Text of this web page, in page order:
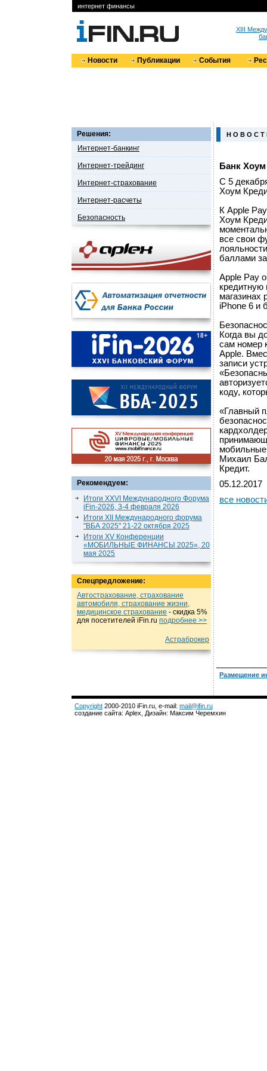
интернет финансы
XIII
Новости Публикации События
Решения:
Интернет-банкинг
Интернет-трейдинг
Интернет-страхование
Интернет-расчеты
Безопасность
Рекомендуем:
Итоги XXVI Международного Форума
iFin-2026, 3-4 февраля 2026
Итоги XII Международного форума
"ВБА 2025" 21-22 октября 2025
Итоги XV Конференции
«МОБИЛЬНЫЕ ФИНАНСЫ 2025», 20
мая 2025
Спецпредложение:
Автострахование, страхование
автомобиля, страхование жизни,
медицинское страхование - cкидка 5%
для посетителей iFin.ru подробнеe >>
Астраброкер
Н О В О С Т
Банк Хоум
С 5
Хоум
К Apple
Хоум
все свои
баллами
Apple Pay
кредитную
магазинах
iPhone 6 и
Когда вы
сам номер
Apple.
записи
коду,
«Главный
мобильные
Михаил
Кредит.
05.12.2017
все
Размещение
Copyright 2000-2010 iFin.ru, e-mail: mail@ifin.ru
создание сайта: Aplex, Дизайн: Максим Черемхин